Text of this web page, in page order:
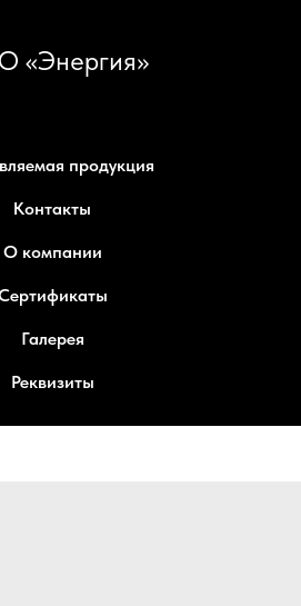
«Энергия»
продукция
Контакты
О компании
Галерея
Реквизиты